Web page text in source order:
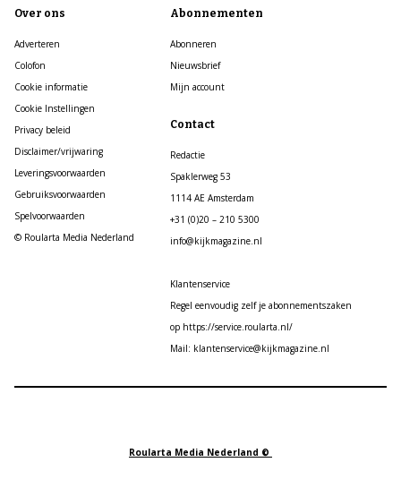
Over ons
Adverteren
Colofon
Cookie informatie
Cookie Instellingen
Privacy beleid
Disclaimer/vrijwaring
Leveringsvoorwaarden
Gebruiksvoorwaarden
Spelvoorwaarden
© Roularta Media Nederland
Abonnementen
Abonneren
Nieuwsbrief
Mijn account
Contact
Redactie
Spaklerweg 53
1114 AE Amsterdam
+31 (0)20 – 210 5300
info@kijkmagazine.nl
Klantenservice
Regel eenvoudig zelf je abonnementszaken
op https://service.roularta.nl/
Mail: klantenservice@kijkmagazine.nl
Roularta Media Nederland ©